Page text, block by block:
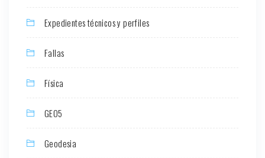
Expedientes técnicos y perfiles
Fallas
Física
GEO5
Geodesia